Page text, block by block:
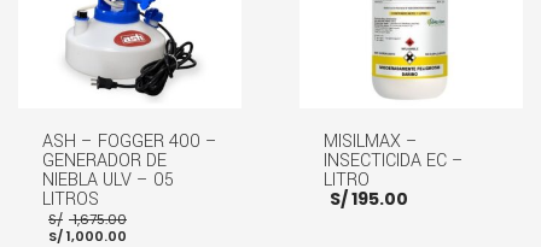
ASH – FOGGER 400 –
GENERADOR DE
NIEBLA ULV – 05
LITROS
S/ 1,675.00
S/1,000.00
MISILMAX –
INSECTICIDA EC –
LITRO
S/195.00